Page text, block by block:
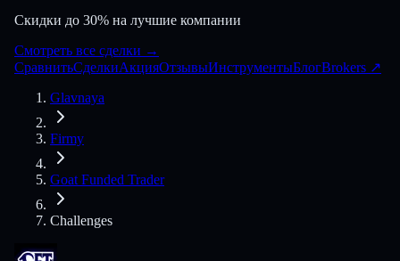
Скидки до 30% на лучшие компании
Смотреть все сделки →
СравнитьСделкиАкцияОтзывыИнструментыБлогBrokers ↗
Glavnaya
Firmy
Goat Funded Trader
Challenges